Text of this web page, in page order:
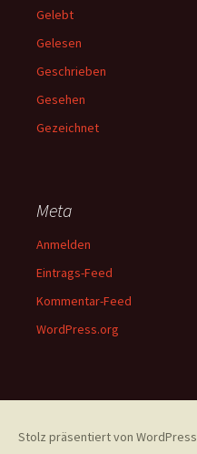
Gelebt
Gelesen
Geschrieben
Gesehen
Gezeichnet
Meta
Anmelden
Eintrags-Feed
Kommentar-Feed
WordPress.org
Stolz präsentiert von WordPress